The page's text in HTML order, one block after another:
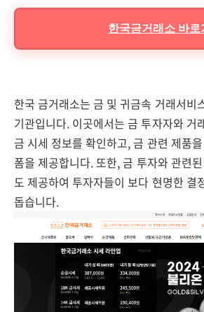
한국금거래소 바로
한국 금거래소는 금 및 귀금속 거래서비
기관입니다. 이곳에서는 금 투자자와 거
금 시세 정보를 확인하고, 금 관련 제품
폼을 제공합니다. 또한, 금 투자와 관련
도 제공하여 투자자들이 보다 현명한 결
돕습니다.